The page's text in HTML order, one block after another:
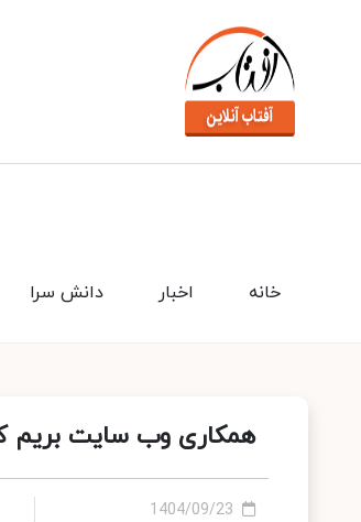
دانش سرا اخبار خانه
همکاری وب سایت
1404/09/23